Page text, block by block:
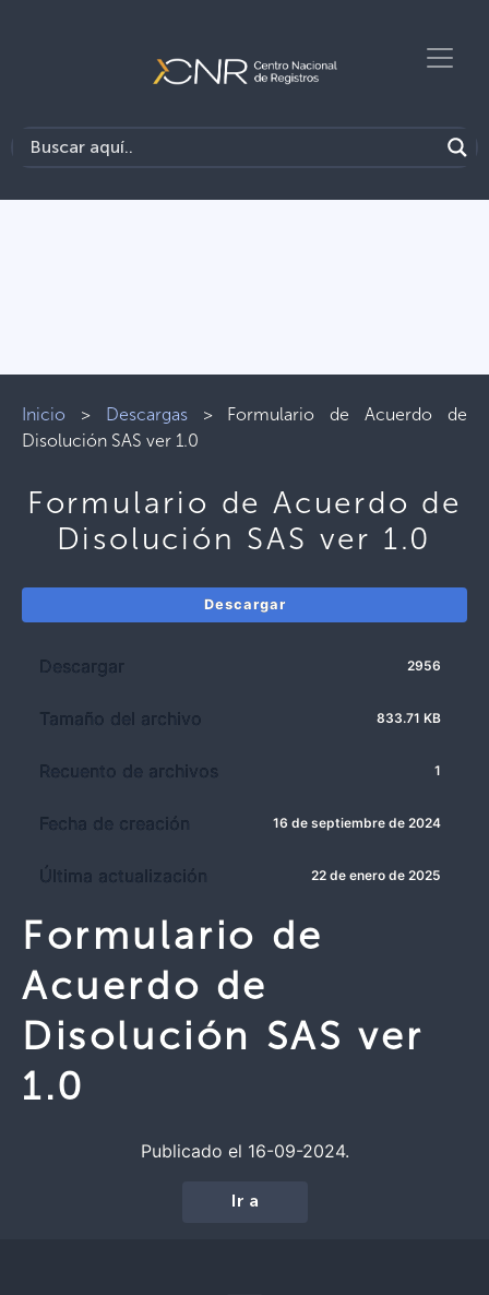
Inicio > Descargas> Formulario de Acuerdo de
Disolución SAS ver 1.0
Formulario de Acuerdo de
Disolución SAS ver 1.0
Descargar
Descargar 2956
Tamaño del archivo 833.71 KB
Recuento de archivos 1
Fecha de creación 16 de septiembre de 2024
Última actualización 22 de enero de 2025
Formulario de
Acuerdo de
Disolución SAS ver
1.0
Publicado el 16-09-2024.
Ir a